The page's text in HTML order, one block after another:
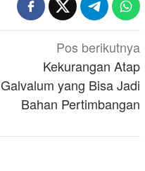
Pos berikutnya
Kekurangan Atap
Galvalum yang Bisa Jadi
Bahan Pertimbangan